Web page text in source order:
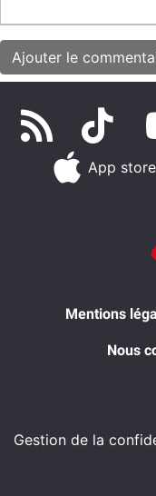
App store
Mentions
Nous
Gestion de la